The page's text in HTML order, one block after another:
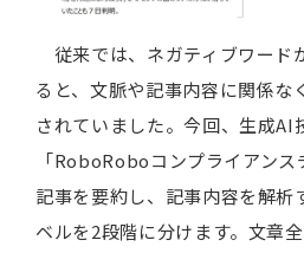
従来では、ネガティブワード
ると、文脈や記事内容に関係な
されていました。今回、生成AI
「RoboRoboコンプライアン
記事を要約し、記事内容を解析
ベルを2段階に分けます。文章